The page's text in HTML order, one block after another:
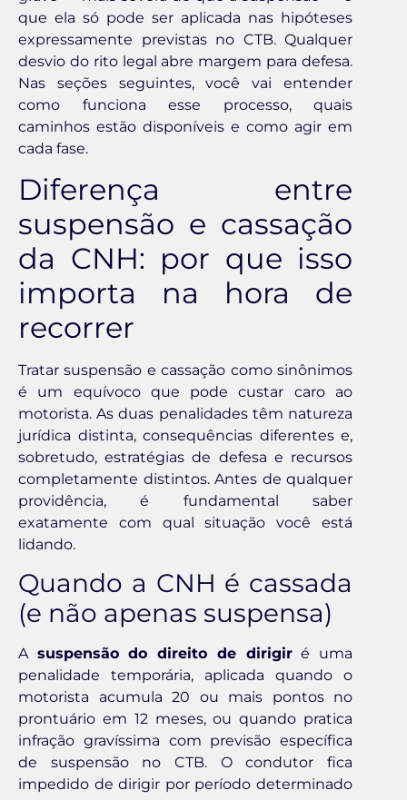
que ela só pode ser aplicada nas hipóteses
expressamente previstas no CTB. Qualquer
desvio do rito legal abre margem para defesa.
Nas seções seguintes, você vai entender
como funciona esse processo, quais
caminhos estão disponíveis e como agir em
cada fase.
Diferença entre
suspensão e cassação
da CNH: por que isso
importa na hora de
recorrer
Tratar suspensão e cassação como sinônimos
é um equívoco que pode custar caro ao
motorista. As duas penalidades têm natureza
jurídica distinta, consequências diferentes e,
sobretudo, estratégias de defesa e recursos
completamente distintos. Antes de qualquer
providência, é fundamental saber
exatamente com qual situação você está
lidando.
Quando a CNH é cassada
(e não apenas suspensa)
A suspensão do direito de dirigiré uma
penalidade temporária, aplicada quando o
motorista acumula 20 ou mais pontos no
prontuário em 12 meses, ou quando pratica
infração gravíssima com previsão específica
de suspensão no CTB. O condutor fica
impedido de dirigir por período determinado